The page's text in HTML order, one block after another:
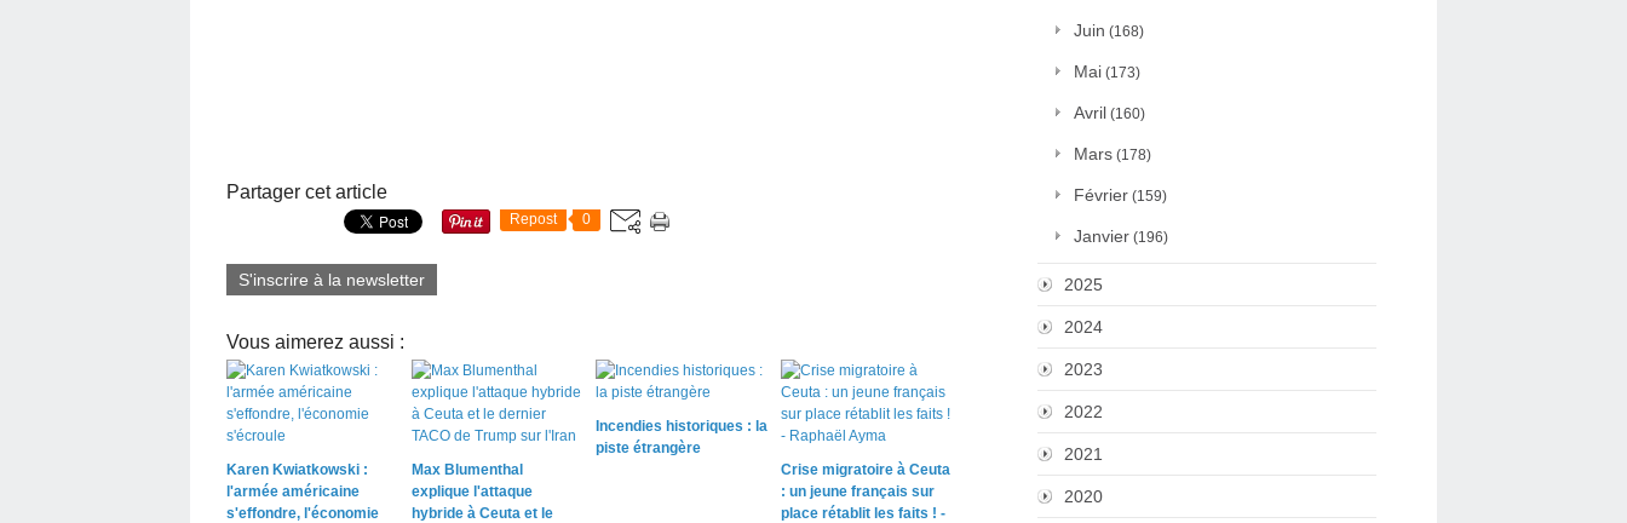
Partager cet article
Repost 0
S'inscrire à la newsletter
Vous aimerez aussi :
Karen Kwiatkowski :
l'armée américaine
s'effondre, l'économie
Max Blumenthal
explique l'attaque
hybride à Ceuta et le
Incendies historiques : la
piste étrangère
Crise migratoire à Ceuta
: un jeune français sur
place rétablit les faits ! -
Juin (168)
Mai (173)
Avril (160)
Mars (178)
Février (159)
Janvier (196)
2025
2024
2023
2022
2021
2020